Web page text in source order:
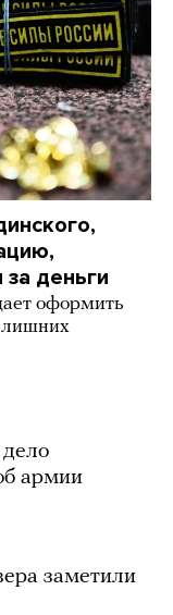
деньги
оформить
лишних
армии
заметили